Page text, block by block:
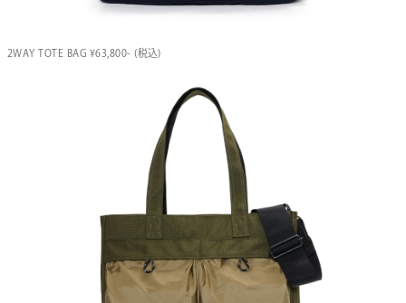
2WAY TOTE BAG ¥63,800- (税込)